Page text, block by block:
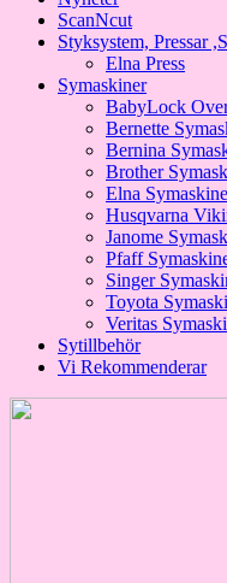
ScanNcut
Styksystem, Pressar
Elna Press
Symaskiner
BabyLock
Bernette
Bernina
Brother
Elna
Husqvarna
Janome
Pfaff
Singer
Toyota
Veritas
Sytillbehör
Vi Rekommenderar